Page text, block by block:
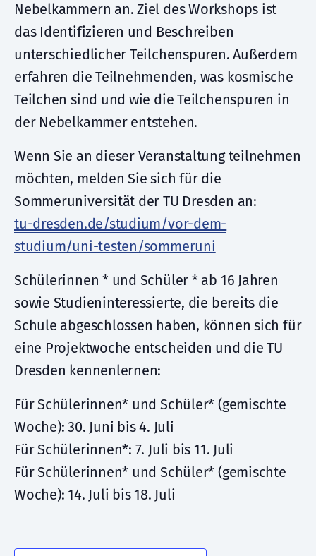
Nebelkammern an. Ziel des Workshops ist
das Identifizieren und Beschreiben
unterschiedlicher Teilchenspuren. Außerdem
erfahren die Teilnehmenden, was kosmische
Teilchen sind und wie die Teilchenspuren in
der Nebelkammer entstehen.
Wenn Sie an dieser Veranstaltung teilnehmen
möchten, melden Sie sich für die
Sommeruniversität der TU Dresden an:
tu-dresden.de/studium/vor-dem-
studium/uni-testen/sommeruni
Schülerinnen * und Schüler * ab 16 Jahren
sowie Studieninteressierte, die bereits die
Schule abgeschlossen haben, können sich für
eine Projektwoche entscheiden und die TU
Dresden kennenlernen:
Für Schülerinnen* und Schüler* (gemischte
Woche): 30. Juni bis 4. Juli
Für Schülerinnen*: 7. Juli bis 11. Juli
Für Schülerinnen* und Schüler* (gemischte
Woche): 14. Juli bis 18. Juli